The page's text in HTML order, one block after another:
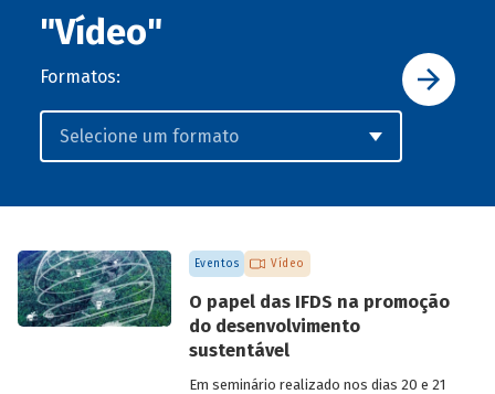
"Vídeo"
Formatos:
Eventos Vídeo
O papel das IFDS na promoção
do desenvolvimento
sustentável
Em seminário realizado nos dias 20 e 21